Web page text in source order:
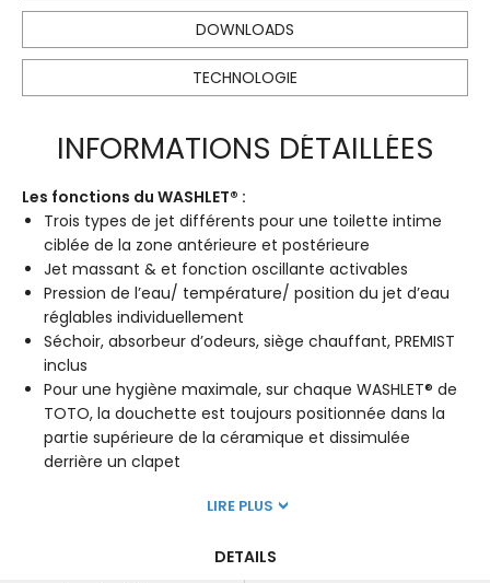
DOWNLOADS
TECHNOLOGIE
INFORMATIONS DÉTAILLÉES
Les fonctions du WASHLET® :
Trois types de jet différents pour une toilette intime
ciblée de la zone antérieure et postérieure
Jet massant & et fonction oscillante activables
Pression de l’eau/ température/ position du jet d’eau
réglables individuellement
Séchoir, absorbeur d’odeurs, siège chauffant, PREMIST
inclus
Pour une hygiène maximale, sur chaque WASHLET® de
TOTO, la douchette est toujours positionnée dans la
partie supérieure de la céramique et dissimulée
derrière un clapet
LIRE PLUS
DETAILS